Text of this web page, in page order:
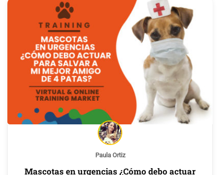
Paula Ortiz
Mascotas en urgencias ¿Cómo debo actuar